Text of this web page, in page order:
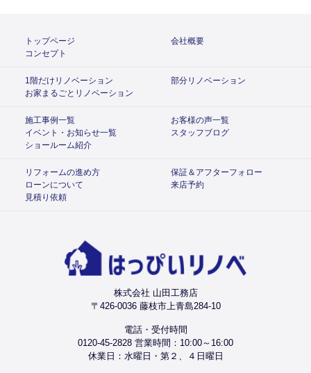
トップページ
会社概要
コンセプト
1階だけリノベーション
部分リノベーション
お家まるごとリノベーション
施工事例一覧
お客様の声一覧
イベント・お知らせ一覧
スタッフブログ
ショールーム紹介
リフォームの進め方
保証＆アフターフォロー
ローンについて
来店予約
見積り依頼
株式会社 山田工務店
〒426-0036 藤枝市上青島284-10
電話・受付時間
0120-45-2828 営業時間：10:00～16:00
休業日：水曜日・第２、４日曜日